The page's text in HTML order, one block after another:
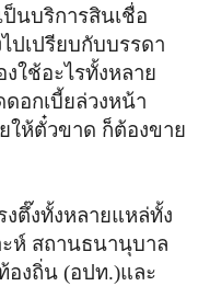
นบริการสินเชื่อ
ปเปรียบกับบรรดา
ใช้อะไรทั้งหลาย
อกเบี้ยล่วงหน้า
ให้ตั๋วขาด ก็ต้องขาย
ตึ๊งทั้งหลายแหล่ทั้ง
ะห์ สถานธนานุบาล
องถิ่น (อปท.)และ